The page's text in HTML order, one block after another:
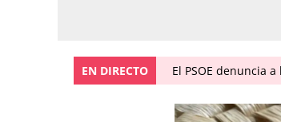
EN DIRECTO El PSOE denuncia